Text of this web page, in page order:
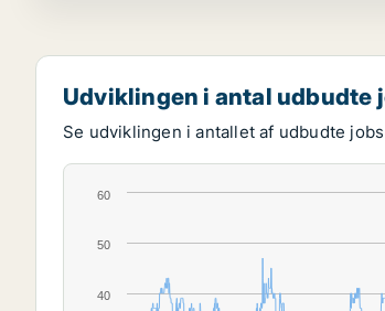
Udviklingen i antal udbudte
Se udviklingen i antallet af udbudte
40
50
60